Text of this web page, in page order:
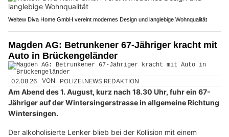
Weltew Diva Home GmbH vereint modernes Design und langlebige Wohnqualität
Magden AG: Betrunkener 67-Jähriger kracht mit
Auto in Brückengeländer
02.08.26 VON POLIZEI.NEWS REDAKTION
Am Abend des 1. August, kurz nach 18.30 Uhr, fuhr ein 67-
Jähriger auf der Wintersingerstrasse in allgemeine Richtung
Wintersingen.
Der alkoholisierte Lenker blieb bei der Kollision mit einem